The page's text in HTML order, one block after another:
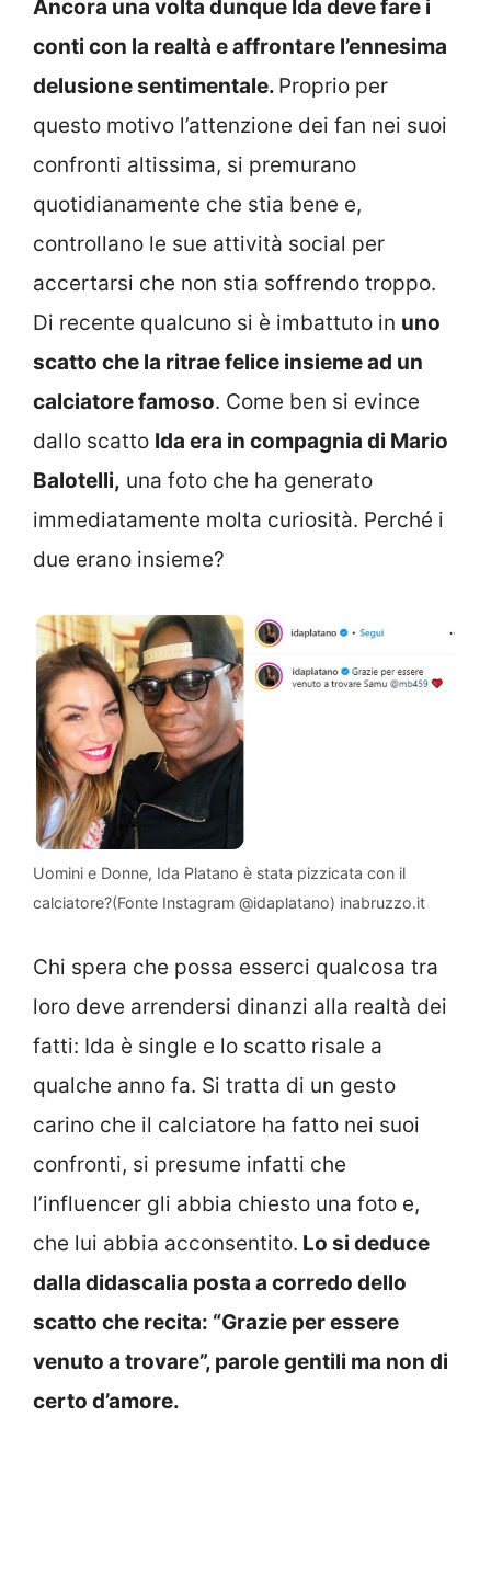
Ancora una volta dunque Ida deve fare i
conti con la realtà e affrontare l’ennesima
delusione sentimentale. Proprio per
questo motivo l’attenzione dei fan nei suoi
confronti altissima, si premurano
quotidianamente che stia bene e,
controllano le sue attività social per
accertarsi che non stia soffrendo troppo.
Di recente qualcuno si è imbattuto in uno
scatto che la ritrae felice insieme ad un
calciatore famoso. Come ben si evince
dallo scatto Ida era in compagnia di Mario
Balotelli, una foto che ha generato
immediatamente molta curiosità. Perché i
due erano insieme?
Uomini e Donne, Ida Platano è stata pizzicata con il
calciatore?(Fonte Instagram @idaplatano) inabruzzo.it
Chi spera che possa esserci qualcosa tra
loro deve arrendersi dinanzi alla realtà dei
fatti: Ida è single e lo scatto risale a
qualche anno fa. Si tratta di un gesto
carino che il calciatore ha fatto nei suoi
confronti, si presume infatti che
l’influencer gli abbia chiesto una foto e,
che lui abbia acconsentito. Lo si deduce
dalla didascalia posta a corredo dello
scatto che recita: “Grazie per essere
venuto a trovare”, parole gentili ma non di
certo d’amore.